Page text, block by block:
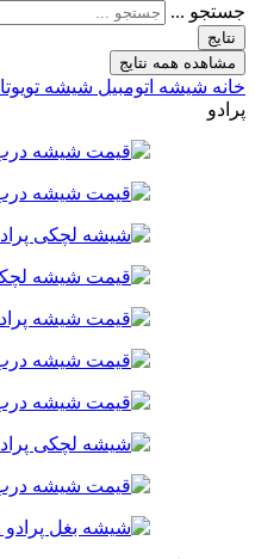
جستجو ...
نتایج
مشاهده همه نتایج
خانه شیشه اتومبیل شیشه تویوتا
پرادو